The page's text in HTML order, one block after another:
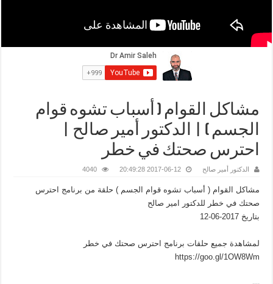
مشاكل القوام ( أسباب تشوه قوام
الجسم ) | الدكتور أمير صالح |
احترس صحتك في خطر
الدكتور أمير صالح 2017-06-12 20:49:28
4040
مشاكل القوام ( أسباب تشوه قوام الجسم ) حلقة من برنامج احترس
صحتك في خطر للدكتور امير صالح
بتاريخ 2017-06-12
لمشاهدة جميع حلقات برنامج احترس صحتك في خطر
https://goo.gl/1OW8Wm